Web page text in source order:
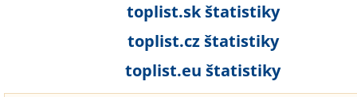
toplist.sk štatistiky
toplist.cz štatistiky
toplist.eu štatistiky